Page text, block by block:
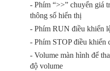
- Phím “>>” chuyển giá
thông số hiển thị
- Phím RUN điều khiển
- Phím STOP điều khiển
- Volume màn hình để
độ volume